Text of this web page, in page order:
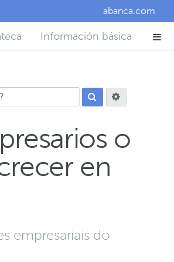
abanca.com
Información básica
o
en
empresariais do